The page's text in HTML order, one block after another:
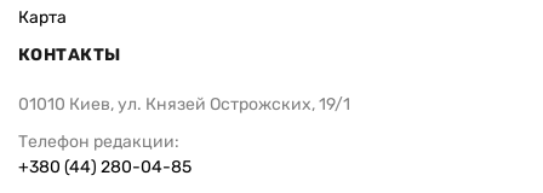
Карта
КОНТАКТЫ
01010 Киев, ул. Князей Острожских, 19/1
Телефон редакции:
+380 (44) 280-04-85